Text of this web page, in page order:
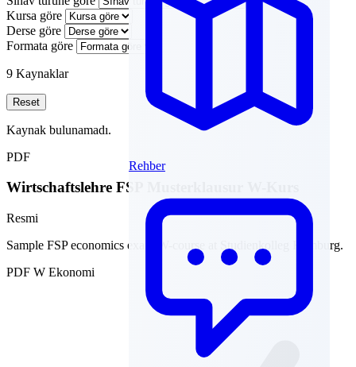
Rehber
Kursa göre
Derse göre
Formata göre
9 Kaynaklar
Reset
Kaynak bulunamadı.
PDF
Wirtschaftslehre FSP Musterklausur W-Kurs
Resmi
Sample FSP economics exam W-course at Studienkolleg Hamburg.
PDF W Ekonomi